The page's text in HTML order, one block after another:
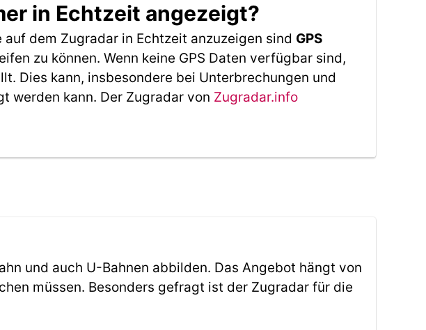
in Echtzeit angezeigt?
dem Zugradar in Echtzeit anzuzeigen sind GPS
zu können. Wenn keine GPS Daten verfügbar sind,
Dies kann, insbesondere bei Unterbrechungen und
werden kann. Der Zugradar von Zugradar.info
und auch U-Bahnen abbilden. Das Angebot hängt von
müssen. Besonders gefragt ist der Zugradar für die